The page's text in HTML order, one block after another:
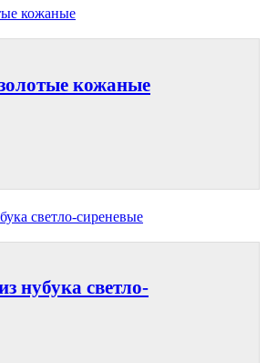
кожаные
нубука светло-